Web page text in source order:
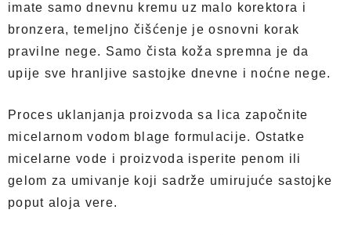
imate samo dnevnu kremu uz malo korektora i
bronzera, temeljno čišćenje je osnovni korak
pravilne nege. Samo čista koža spremna je da
upije sve hranljive sastojke dnevne i noćne nege.
Proces uklanjanja proizvoda sa lica započnite
micelarnom vodom blage formulacije. Ostatke
micelarne vode i proizvoda isperite penom ili
gelom za umivanje koji sadrže umirujuće sastojke
poput aloja vere.